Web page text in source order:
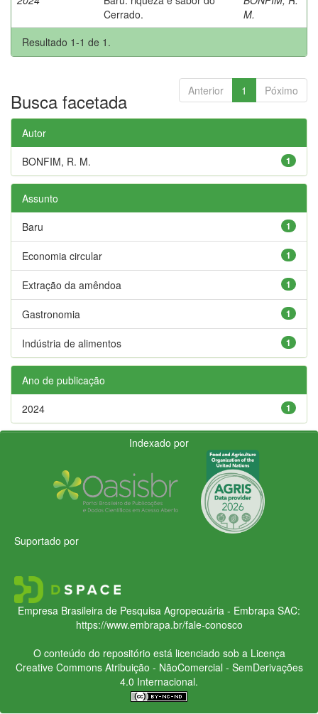
Cerrado.
M.
Resultado 1-1 de 1.
Anterior 1 Póximo
Busca facetada
Autor
1
BONFIM, R. M.
Assunto
1
Baru
1
Economia circular
1
Extração da amêndoa
1
Gastronomia
1
Indústria de alimentos
Ano de publicação
1
2024
Indexado por
Suportado por
Empresa Brasileira de Pesquisa Agropecuária - Embrapa SAC:
https://www.embrapa.br/fale-conosco
O conteúdo do repositório está licenciado sob a Licença
Creative CommonsAtribuição - NãoComercial - SemDerivações
4.0 Internacional.